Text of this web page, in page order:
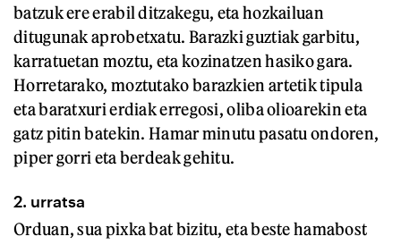
batzuk ere erabil ditzakegu, eta hozkailuan
ditugunak aprobetxatu. Barazki guztiak garbitu,
karratuetan moztu, eta kozinatzen hasiko gara.
Horretarako, moztutako barazkien artetik tipula
eta baratxuri erdiak erregosi, oliba olioarekin eta
gatz pitin batekin. Hamar minutu pasatu ondoren,
piper gorri eta berdeak gehitu.
2. urratsa
Orduan, sua pixka bat bizitu, eta beste hamabost